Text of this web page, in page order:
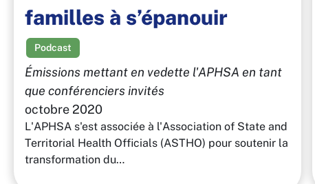
familles à s’épanouir
Podcast
Émissions mettant en vedette l'APHSA en tant
que conférenciers invités
octobre 2020
L'APHSA s'est associée à l'Association of State and
Territorial Health Officials (ASTHO) pour soutenir la
transformation du…